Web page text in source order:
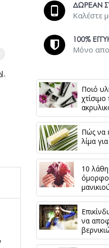
ΔΩΡΕΑΝ
Καλέστε
100%
Μόνο
Ποιό
Πώς να
λίμα
10
όμορφο
να